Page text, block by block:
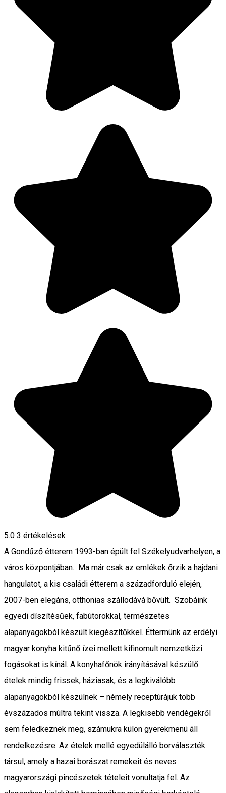
5.0 3 értékelések
A Gondűző étterem 1993-ban épült fel Székelyudvarhelyen, a
város központjában. Ma már csak az emlékek őrzik a hajdani
hangulatot, a kis családi étterem a századforduló elején,
2007-ben elegáns, otthonias szállodává bővült. Szobáink
egyedi díszítésűek, fabútorokkal, természetes
alapanyagokból készült kiegészítőkkel. Éttermünk az erdélyi
magyar konyha kitűnő ízei mellett kifinomult nemzetközi
fogásokat is kínál. A konyhafőnök irányításával készülő
ételek mindig frissek, háziasak, és a legkiválóbb
alapanyagokból készülnek – némely receptúrájuk több
évszázados múltra tekint vissza. A legkisebb vendégekről
sem feledkeznek meg, számukra külön gyerekmenü áll
rendelkezésre. Az ételek mellé egyedülálló borválaszték
társul, amely a hazai borászat remekeit és neves
magyarországi pincészetek tételeit vonultatja fel. Az